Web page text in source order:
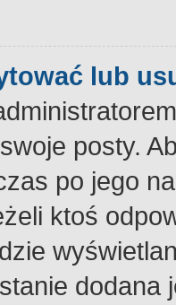
lub
posty.
po jego
ktoś
dodana